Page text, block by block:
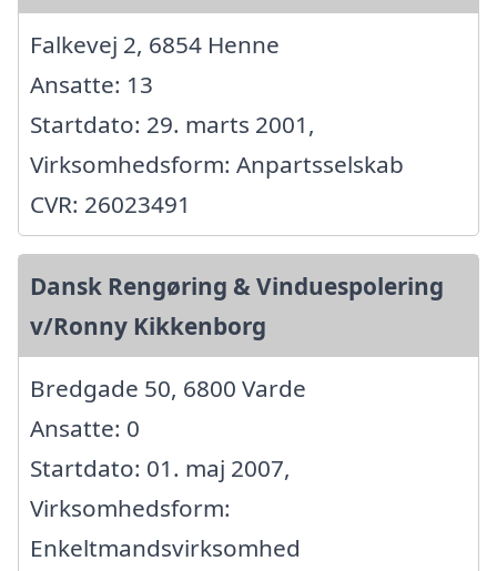
Falkevej 2, 6854 Henne
Ansatte: 13
Startdato: 29. marts 2001,
Virksomhedsform: Anpartsselskab
CVR: 26023491
Dansk Rengøring & Vinduespolering
v/Ronny Kikkenborg
Bredgade 50, 6800 Varde
Ansatte: 0
Startdato: 01. maj 2007,
Virksomhedsform:
Enkeltmandsvirksomhed